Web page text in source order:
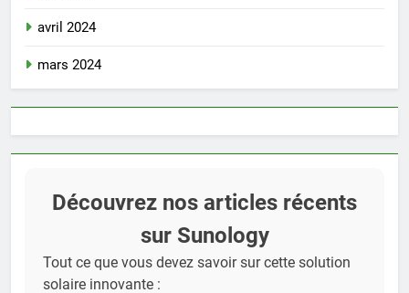
avril 2024
mars 2024
Découvrez nos articles récents
sur Sunology
Tout ce que vous devez savoir sur cette solution
solaire innovante :